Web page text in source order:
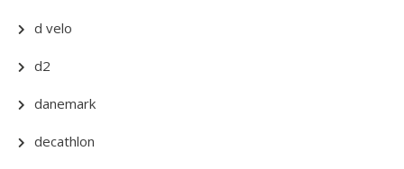
d velo
d2
danemark
decathlon